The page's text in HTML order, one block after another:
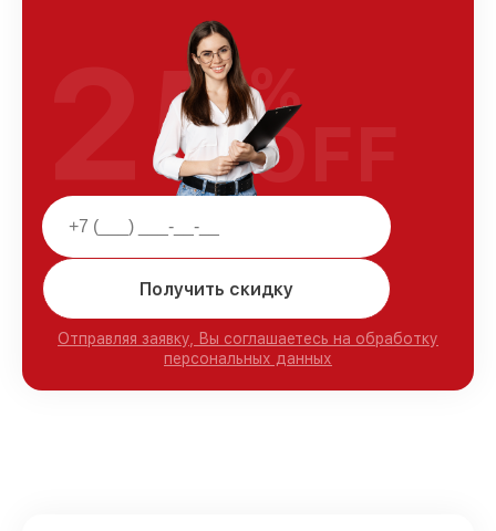
Получить скидку
Отправляя заявку, Вы соглашаетесь на обработку
персональных данных
25%
OFF